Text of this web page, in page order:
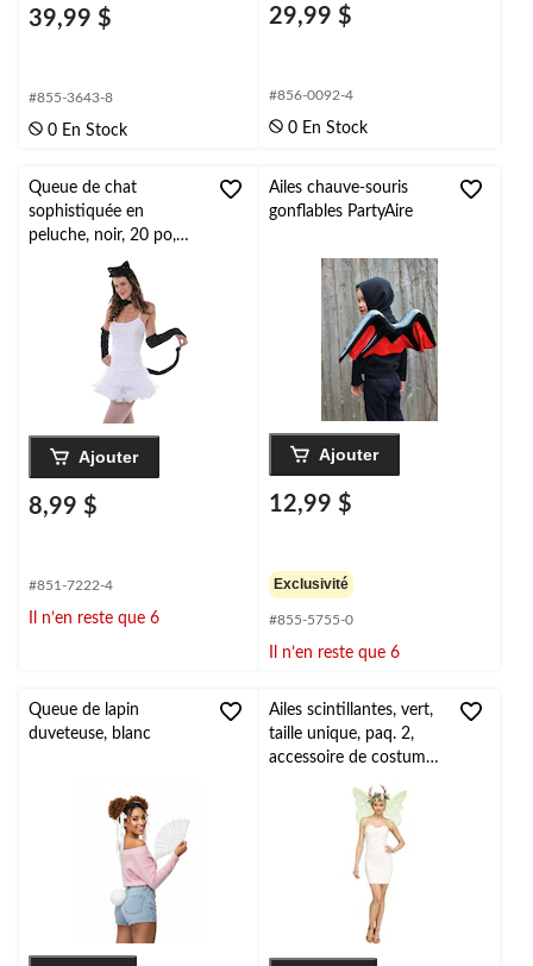
39,99 $
#855-3643-8
0 En Stock
29,99 $
#856-0092-4
0 En Stock
Queue de chat
sophistiquée en
peluche, noir, 20 po,
accessoire de costume
à porter pour
l'Halloween
Ajouter
8,99 $
#851-7222-4
Il n’en reste que 6
Ailes chauve-souris
gonflables PartyAire
Ajouter
12,99 $
Exclusivité
#855-5755-0
Il n’en reste que 6
Queue de lapin
duveteuse, blanc
Ailes scintillantes, vert,
taille unique, paq. 2,
accessoire de costume
prêt-à-porter pour